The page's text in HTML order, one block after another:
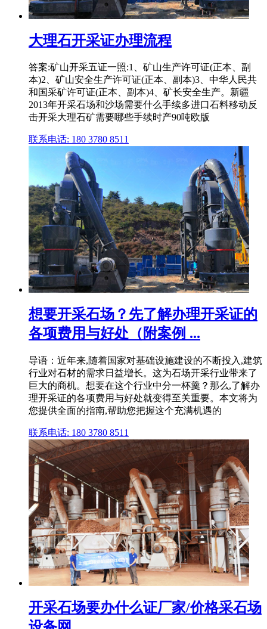
大理石开采证办理流程
答案:矿山开采五证一照:1、矿山生产许可证(正本、副
本)2、矿山安全生产许可证(正本、副本)3、中华人民共
和国采矿许可证(正本、副本)4、矿长安全生产。新疆
2013年开采石场和沙场需要什么手续多进口石料移动反
击开采大理石矿需要哪些手续时产90吨欧版
联系电话: 180 3780 8511
想要开采石场？先了解办理开采证的
各项费用与好处（附案例 ...
导语：近年来,随着国家对基础设施建设的不断投入,建筑
行业对石材的需求日益增长。这为石场开采行业带来了
巨大的商机。想要在这个行业中分一杯羹？那么,了解办
理开采证的各项费用与好处就变得至关重要。本文将为
您提供全面的指南,帮助您把握这个充满机遇的
联系电话: 180 3780 8511
开采石场要办什么证厂家/价格采石场